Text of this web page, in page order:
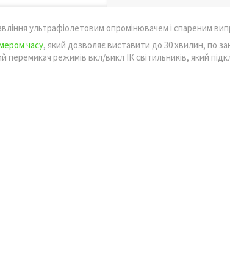
ультрафіолетовим опромінювачем і спареним
часу, який дозволяє виставити до 30 хвилин, по
перемикач режимів вкл/викл ІК світильників, який